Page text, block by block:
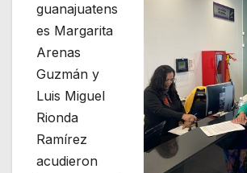
guanajuatens
es Margarita
Arenas
Guzmán y
Luis Miguel
Rionda
Ramírez
acudieron